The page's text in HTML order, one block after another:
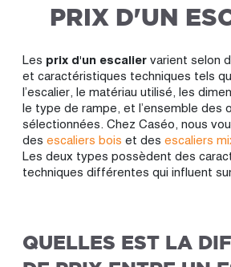
PRIX D'UN
Les prix d'un escalier varient selon
et caractéristiques techniques tels
l’escalier, le matériau utilisé, les
le type de rampe, et l’ensemble des
sélectionnées. Chez Caséo, nous
des escaliers bois et des escaliers
Les deux types possèdent des
techniques différentes qui influent
QUELLES EST LA